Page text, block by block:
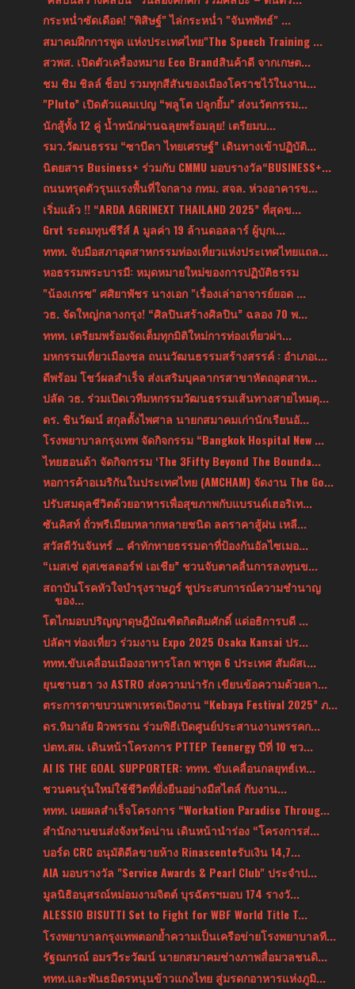
กระหน่ำซัดเดือด! "พิสิษฐ์" ไล่กระหน่ำ "จันทพัทธ์" ...
สมาคมฝึกการพูด แห่งประเทศไทย"The Speech Training ...
สวพส. เปิดตัวเครื่องหมาย Eco Brandสินค้าดี จากเกษต...
ชม ชิม ชิลล์ ช็อป รวมทุกสีสันของเมืองโคราชไว้ในงาน...
"Pluto” เปิดตัวแคมเปญ “พลูโต ปลูกยิ้ม” ส่งนวัตกรรม...
นักสู้ทั้ง 12 คู่ น้ำหนักผ่านฉลุยพร้อมลุย! เตรียมบ...
รมว.วัฒนธรรม “ซาบีดา ไทยเศรษฐ์” เดินทางเข้าปฏิบัติ...
นิตยสาร Business+ ร่วมกับ CMMU มอบรางวัล“BUSINESS+...
ถนนทรุดตัวรุนแรงพื้นที่ใจกลาง กทม. สจล. ห่วงอาคารข...
เริ่มแล้ว !! “ARDA AGRINEXT THAILAND 2025” ที่สุดข...
Grvt ระดมทุนซีรีส์ A มูลค่า 19 ล้านดอลลาร์ ผู้บุกเ...
ททท. จับมือสภาอุตสาหกรรมท่องเที่ยวแห่งประเทศไทยแถล...
หอธรรมพระบารมี: หมุดหมายใหม่ของการปฏิบัติธรรม
"น้องเกรซ" ศศิยาพัชร นางเอก "เรื่องเล่าอาจารย์ยอด ...
วธ. จัดใหญ่กลางกรุง! “ศิลปินสร้างศิลปิน” ฉลอง 70 พ...
ททท. เตรียมพร้อมจัดเต็มทุกมิติใหม่การท่องเที่ยวผ่า...
มหกรรมเที่ยวเมืองชล ถนนวัฒนธรรมสร้างสรรค์ : อำเภอเ...
ดีพร้อม โชว์ผลสำเร็จ ส่งเสริมบุคลากรสาขาหัตถอุตสาห...
ปลัด วธ. ร่วมเปิดเวทีมหกรรมวัฒนธรรมเส้นทางสายไหมตุ...
ดร. ชินวัฒน์ สกุลตั้งไพศาล นายกสมาคมเก่านักเรียนอั...
โรงพยาบาลกรุงเทพ จัดกิจกรรม “Bangkok Hospital New ...
ไทยฮอนด้า จัดกิจกรรม ‘The 3Fifty Beyond The Bounda...
หอการค้าอเมริกันในประเทศไทย (AMCHAM) จัดงาน The Go...
ปรับสมดุลชีวิตด้วยอาหารเพื่อสุขภาพกับแบรนด์เฮอริเท...
ซันคิสท์ ถั่วพรีเมียมหลากหลายชนิด ลดราคาสู้ฝน เหลื...
สวัสดีวันจันทร์ … คำทักทายธรรมดาที่ป้องกันอัลไซเมอ...
“เมสเซ่ ดุสเซลดอร์ฟ เอเชีย” ชวนจับตาคลื่นการลงทุนข...
สถาบันโรคหัวใจบำรุงราษฎร์ ชูประสบการณ์ความชำนาญ
ของ...
โตไกมอบปริญญาดุษฎีบัณฑิตกิตติมศักดิ์ แด่อธิการบดี ...
ปลัดฯ ท่องเที่ยว ร่วมงาน Expo 2025 Osaka Kansai ปร...
ททท.ขับเคลื่อนเมืองอาหารโลก พาทูต 6 ประเทศ สัมผัสเ...
ยุนซานฮา วง ASTRO ส่งความน่ารัก เขียนข้อความด้วยลา...
ตระการตาขบวนพาเหรดเปิดงาน “Kebaya Festival 2025” ภ...
ดร.หิมาลัย ผิวพรรณ ร่วมพิธีเปิดศูนย์ประสานงานพรรคก...
ปตท.สผ. เดินหน้าโครงการ PTTEP Teenergy ปีที่ 10 ชว...
AI IS THE GOAL SUPPORTER: ททท. ขับเคลื่อนกลยุทธ์เท...
ชวนคนรุ่นใหม่ใช้ชีวิตที่ยั่งยืนอย่างมีสไตล์ กับงาน...
ททท. เผยผลสำเร็จโครงการ “Workation Paradise Throug...
สำนักงานขนส่งจังหวัดน่าน เดินหน้านำร่อง “โครงการส่...
บอร์ด CRC อนุมัติดีลขายห้าง Rinascenteรับเงิน 14,7...
AIA มอบรางวัล "Service Awards & Pearl Club" ประจำป...
มูลนิธิอนุสรณ์หม่อมงามจิตต์ บุรฉัตรฯมอบ 174 รางวั...
ALESSIO BISUTTI Set to Fight for WBF World Title T...
โรงพยาบาลกรุงเทพตอกย้ำความเป็นเครือข่ายโรงพยาบาลที...
รัฐณกรณ์ อมรวีระวัฒน์ นายกสมาคมช่างภาพสื่อมวลชนดิ...
ททท.และพันธมิตรหนุนข้าวแกงไทย สู่มรดกอาหารแห่งภูมิ...